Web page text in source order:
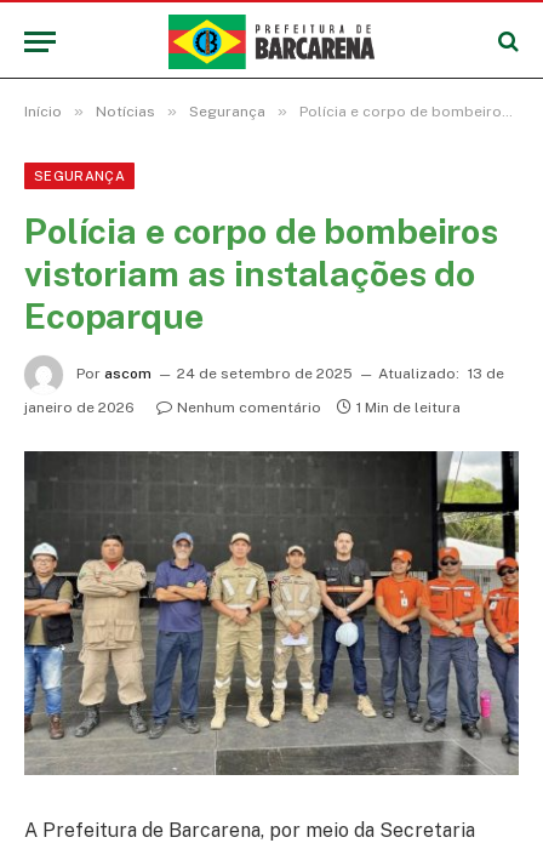
Início » Notícias » Segurança » Polícia e corpo de bombeiros vistoriam as instalações do Ecoparque
SEGURANÇA
Polícia e corpo de bombeiros
vistoriam as instalações do
Ecoparque
Por ascom 24 de setembro de 2025 Atualizado: 13 de
janeiro de 2026
Nenhum comentário 1 Min de leitura
A Prefeitura de Barcarena, por meio da Secretaria